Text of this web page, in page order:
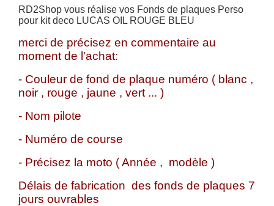
RD2Shop vous réalise vos Fonds de plaques Perso
pour kit deco LUCAS OIL ROUGE BLEU
merci de précisez en commentaire au
moment de l'achat:
- Couleur de fond de plaque numéro ( blanc ,
noir , rouge , jaune , vert ... )
- Nom pilote
- Numéro de course
- Précisez la moto ( Année , modèle )
Délais de fabrication des fonds de plaques 7
jours ouvrables